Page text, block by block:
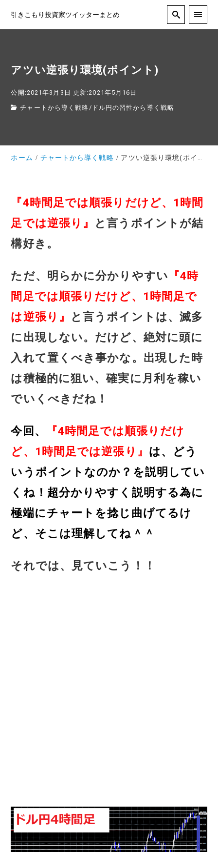
引きこもり投資家ツイッターまとめ
アツい逆張り環境(ポイント)
公開:2021年3月3日 更新:2021年5月16日
チャートから導く戦略 / ドル円の習性から導く戦略
ホーム チャートから導く戦略 アツい逆張り環境(ポイント)
『4時間足では順張りだけど、1時間
足では逆張り』
と言うポイントが結
構好き。
ただ、明らかに分かりやすい 『4時
間足では順張りだけど、1時間足で
は逆張り』
と言うポイントは、滅多
に出現しない。だけど、絶対に頭に
入れて置くべき事かな。出現した時
は積極的に狙い、確実に月利を稼い
でいくべきだね！
今回、
『4時間足では順張りだけ
ど、1時間足では逆張り』 は、どう
いうポイントなのか？を説明してい
くね！超分かりやすく説明する為に
極端にチャートを捻じ曲げてるけ
ど、そこは理解してね＾＾
それでは、見ていこう！！